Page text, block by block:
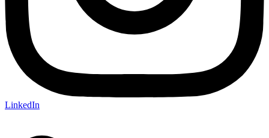
LinkedIn